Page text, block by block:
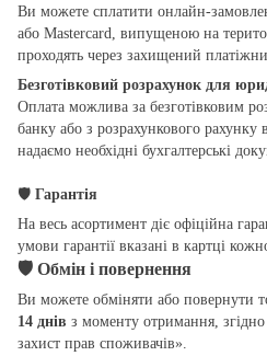
Ви можете сплатити онлайн-
або Mastercard, випущеною на
проходять через захищений
Безготівковий розрахунок для
Оплата можлива за безготівковим
банку або з розрахункового рахунку
надаємо необхідні бухгалтерські
🛡 Гарантія
На весь асортимент діє офіційна
умови гарантії вказані в картці
🛡 Обмін і повернення
Ви можете обміняти або повернути
14 днів з моменту отримання,
захист прав споживачів».